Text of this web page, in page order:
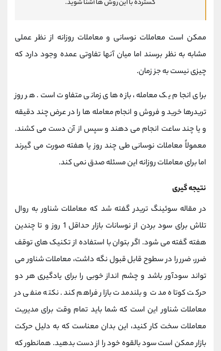
گسترده با این روش ها آشنا شوید.
ممکن است معاملات نوسانی و معاملات روزانه از نظر عملی
مشابه به نظر برسند اما میان آنها تفاوتی عمده وجود دارد که
چیزی نیست به جز زمان.
برای انجام یک معامله، بازه های زمانی متفاوت است. هر روز
تریدرها خرید و فروش و انجام معامله ها را در عرض چند دقیقه
و یا چند ساعت انجام می دهند و سپس از آن دست می کشند.
معمولاً معاملات نوسانی طی چند روز یا هفته صورت می گیرند
اما برای معاملات روزانه این مسئله صدق نمی کند.
نتیجه گیری
در مقاله سوئینگ تریدر گفته شد که معاملات شناور به روال
تلاش برای سود بردن از نوسانات بازار حداقل 1 روز و تا چندین
هفته گفته می شود. اگر بتوان با استفاده از تکنیک های توقف
ضرر، ضرر را در سطوح قابل قبول نگه داشت، معاملات شناور می
تواند سودآور باشد و چشم انداز خوبی را برای یادگیری هر دو
حرکت کوتاه مدت و بلندمدت بازار فراهم کند. نکته منفی در
معاملات شناور این است که شما باید تمام وقت برای مدیریت
معاملات سخت کار کنید، این بدان معناست که به دلیل حرکت
بازار ممکن است سود بالقوه خود را از دست بدهید. همانطور که